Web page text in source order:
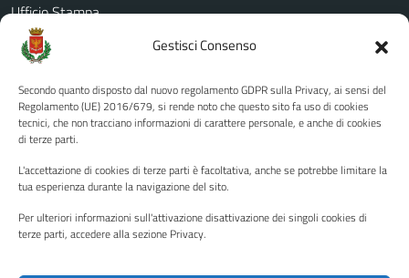
Gestisci Consenso
Secondo quanto disposto dal nuovo regolamento GDPR sulla Privacy, ai sensi del
Regolamento (UE) 2016/679, si rende noto che questo sito fa uso di cookies
tecnici, che non tracciano informazioni di carattere personale, e anche di cookies
di terze parti.
L'accettazione di cookies di terze parti è facoltativa, anche se potrebbe limitare la
tua esperienza durante la navigazione del sito.
Per ulteriori informazioni sull'attivazione disattivazione dei singoli cookies di
terze parti, accedere alla sezione Privacy.
Ufficio Stampa
Amministrazione Trasparente
Albo pretorio
Informativa privacy
Note legali
Piano di miglioramento del sito